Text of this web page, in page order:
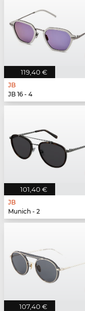
119,40 €
JB
JB 16 - 4
101,40 €
JB
Munich - 2
107,40 €